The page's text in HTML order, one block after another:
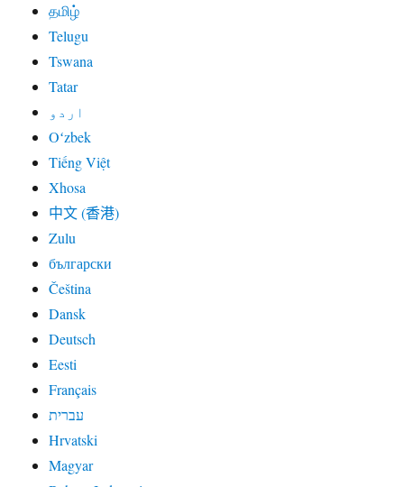
தமிழ்
Telugu
Tswana
Tatar
اردو
Oʻzbek
Tiếng Việt
Xhosa
中文 (香港)
Zulu
български
Čeština
Dansk
Deutsch
Eesti
Français
עברית
Hrvatski
Magyar